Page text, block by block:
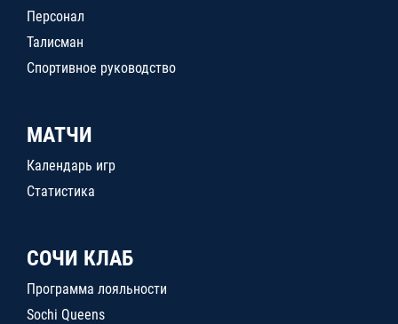
Персонал
Талисман
Спортивное руководство
МАТЧИ
Календарь игр
Статистика
СОЧИ КЛАБ
Программа лояльности
Sochi Queens